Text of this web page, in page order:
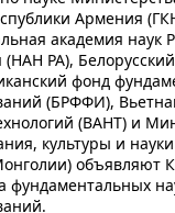
Армения
академия наук
РА), Белорусский
фонд
(БРФФИ),
(ВАНТ) и
культуры и
объявляют
фундаментальных